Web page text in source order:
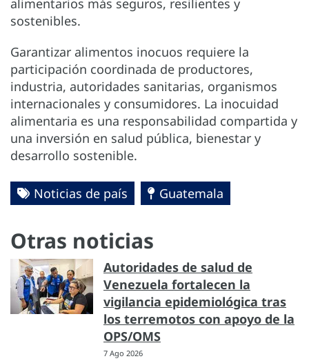
alimentarios más seguros, resilientes y
sostenibles.
Garantizar alimentos inocuos requiere la
participación coordinada de productores,
industria, autoridades sanitarias, organismos
internacionales y consumidores. La inocuidad
alimentaria es una responsabilidad compartida y
una inversión en salud pública, bienestar y
desarrollo sostenible.
Noticias de país Guatemala
Otras noticias
Autoridades de salud de
Venezuela fortalecen la
vigilancia epidemiológica tras
los terremotos con apoyo de la
OPS/OMS
7 Ago 2026